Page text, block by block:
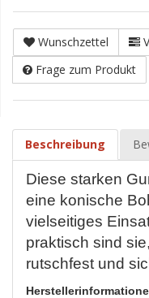
Wunschzettel
Frage zum Produkt
Beschreibung
Diese starken
eine konische
vielseitiges
praktisch sind
rutschfest und